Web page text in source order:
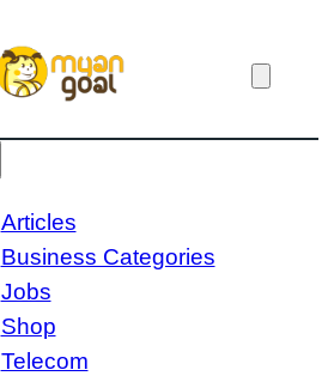
Articles
Business Categories
Jobs
Shop
Telecom